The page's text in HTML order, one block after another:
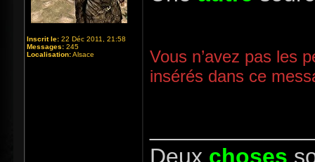
Inscrit le: 22 Déc 2011, 21:58
Messages: 245
Localisation:Alsace
Vous n’avez pas les
insérés dans ce
Deux choses